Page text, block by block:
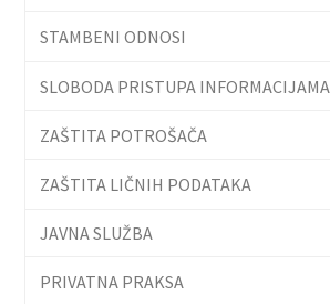
STAMBENI ODNOSI
SLOBODA PRISTUPA INFORMACIJAMA
ZAŠTITA POTROŠAČA
ZAŠTITA LIČNIH PODATAKA
JAVNA SLUŽBA
PRIVATNA PRAKSA